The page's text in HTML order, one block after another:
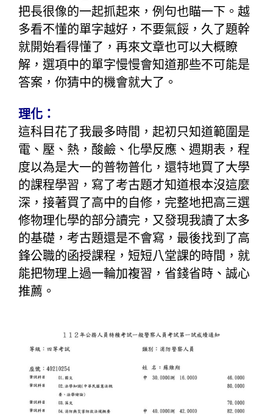
把長很像的一起抓起來，例句也瞄一下。越
多看不懂的單字越好，不要氣餒，久了題幹
就開始看得懂了，再來文章也可以大概瞭
解，選項中的單字慢慢會知道那些不可能是
答案，你猜中的機會就大了。
理化：
這科目花了我最多時間，起初只知道範圍是
電、壓、熱，酸鹼、化學反應、週期表，程
度以為是大一的普物普化，還特地買了大學
的課程學習，寫了考古題才知道根本沒這麼
深，接著買了高中的自修，完整地把高三選
修物理化學的部分讀完，又發現我讀了太多
的基礎，考古題還是不會寫，最後找到了高
鋒公職的函授課程，短短八堂課的時間，就
能把物理上過一輪加複習，省錢省時、誠心
推薦。